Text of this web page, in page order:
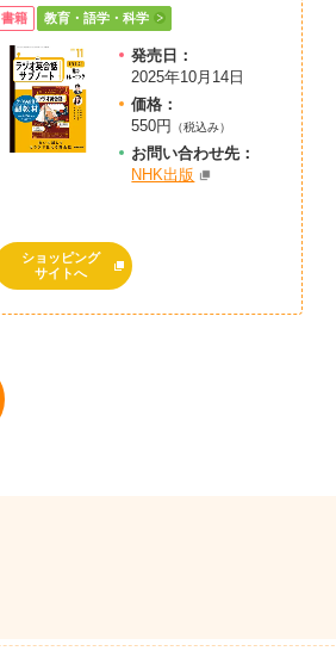
書籍 教育・語学・科学
発売日：
2025年10月14日
価格：
550円
（税込み）
お問い合わせ先：
NHK出版
ショッピング
サイトへ